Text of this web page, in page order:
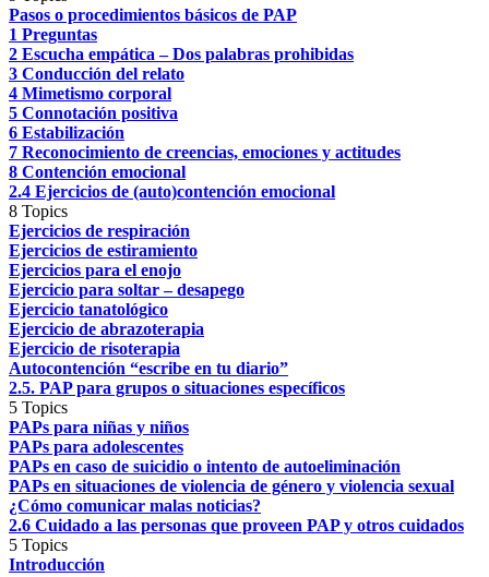
Pasos o procedimientos básicos de PAP
1 Preguntas
2 Escucha empática – Dos palabras prohibidas
3 Conducción del relato
4 Mimetismo corporal
5 Connotación positiva
6 Estabilización
7 Reconocimiento de creencias, emociones y actitudes
8 Contención emocional
2.4 Ejercicios de (auto)contención emocional
8 Topics
Ejercicios de respiración
Ejercicios de estiramiento
Ejercicios para el enojo
Ejercicio para soltar – desapego
Ejercicio tanatológico
Ejercicio de abrazoterapia
Ejercicio de risoterapia
Autocontención “escribe en tu diario”
2.5. PAP para grupos o situaciones específicos
5 Topics
PAPs para niñas y niños
PAPs para adolescentes
PAPs en caso de suicidio o intento de autoeliminación
PAPs en situaciones de violencia de género y violencia sexual
¿Cómo comunicar malas noticias?
2.6 Cuidado a las personas que proveen PAP y otros cuidados
5 Topics
Introducción